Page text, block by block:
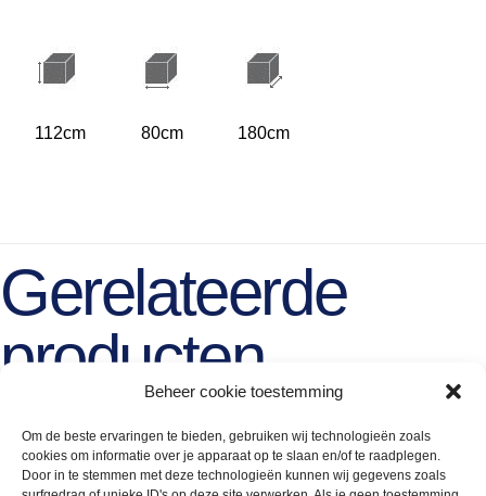
Beheer cookie toestemming
Om de beste ervaringen te bieden, gebruiken wij technologieën zoals
cookies om informatie over je apparaat op te slaan en/of te raadplegen.
Door in te stemmen met deze technologieën kunnen wij gegevens zoals
112cm 80cm 180cm
Gerelateerde
producten